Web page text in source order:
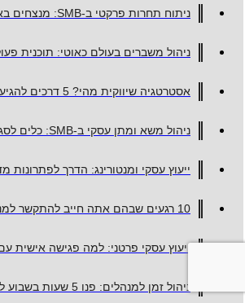
ניתוח תחרות פרקטי ב-SMB: מנצחים באמצעות בידול מקומי
ניהול משברים בעולם כאוטי: תוכנית פעולה
אסטרטגיה שיווקית מהי? 5 דרכים להגיע ללקוחות חדשים
ניהול משא ומתן עסקי ב-SMB: כלים לסגירת עסקאות גדולות
ייעוץ עסקי ומנטורינג: הדרך לפתרונות
10 רגעים שבהם אתה חייב להתקשר למנטור לפני שיהיה מאוחר מדי
ייעוץ עסקי פרטני: למה פגישה אישית
ניהול זמן למנהלים: פנו 5 שעות בשבוע להחלטות אסטרטגיות